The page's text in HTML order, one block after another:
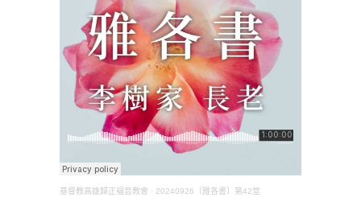
基督教高雄歸正福音教會 · 20240926〔雅各書〕第42堂